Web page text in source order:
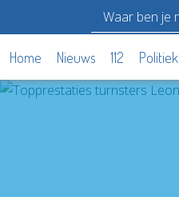
Home Nieuws 112 Politiek